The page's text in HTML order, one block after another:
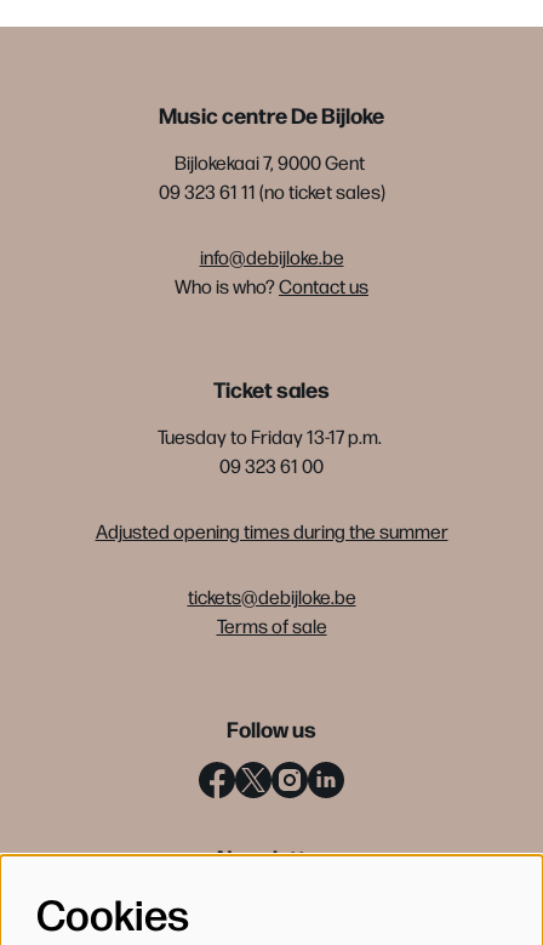
Music centre De Bijloke
Bijlokekaai 7, 9000 Gent
09 323 61 11 (no ticket sales)
info@debijloke.be
Who is who?Contact us
Ticket sales
Tuesday to Friday 13-17 p.m.
09 323 61 00
Adjusted opening times during the summer
tickets@debijloke.be
Terms of sale
Follow us
Newsletter
Cookies